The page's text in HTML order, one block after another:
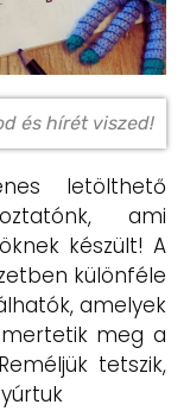
és hírét viszed!
letölthető
ami
készült! A
különféle
amelyek
meg a
tetszik,